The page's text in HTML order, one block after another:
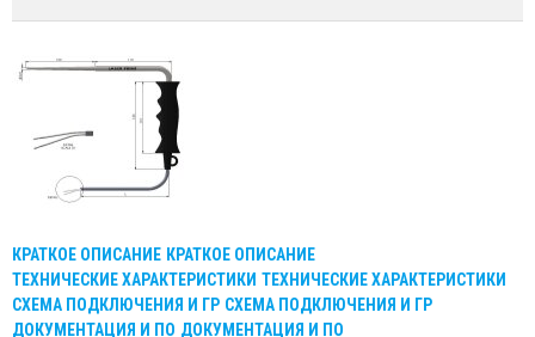
КРАТКОЕ ОПИСАНИЕ КРАТКОЕ ОПИСАНИЕ
ТЕХНИЧЕСКИЕ ХАРАКТЕРИСТИКИ ТЕХНИЧЕСКИЕ ХАРАКТЕРИСТИКИ
СХЕМА ПОДКЛЮЧЕНИЯ И ГР СХЕМА ПОДКЛЮЧЕНИЯ И ГР
ДОКУМЕНТАЦИЯ И ПО ДОКУМЕНТАЦИЯ И ПО